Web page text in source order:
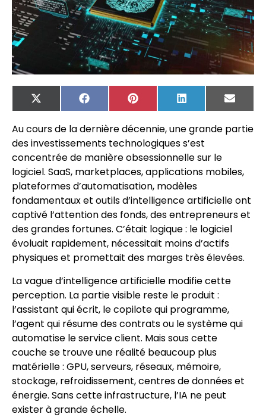
X
(Twitter)
FacebookPinterest LinkedIn
Email
Au cours de la dernière décennie, une grande partie
des investissements technologiques s’est
concentrée de manière obsessionnelle sur le
logiciel. SaaS, marketplaces, applications mobiles,
plateformes d’automatisation, modèles
fondamentaux et outils d’intelligence artificielle ont
captivé l’attention des fonds, des entrepreneurs et
des grandes fortunes. C’était logique : le logiciel
évoluait rapidement, nécessitait moins d’actifs
physiques et promettait des marges très élevées.
La vague d’intelligence artificielle modifie cette
perception. La partie visible reste le produit :
l’assistant qui écrit, le copilote qui programme,
l’agent qui résume des contrats ou le système qui
automatise le service client. Mais sous cette
couche se trouve une réalité beaucoup plus
matérielle : GPU, serveurs, réseaux, mémoire,
stockage, refroidissement, centres de données et
énergie. Sans cette infrastructure, l’IA ne peut
exister à grande échelle.